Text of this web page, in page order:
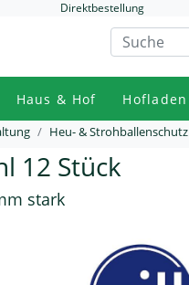
Direktbestellung
Haus & Hof Hofladen
Heu- & Strohballenschutz
12 Stück
stark